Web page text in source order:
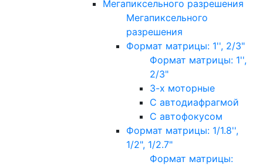
Мегапиксельного разрешения
Мегапиксельного
разрешения
Формат матрицы: 1'', 2/3"
Формат матрицы: 1'',
2/3"
3-х моторные
С автодиафрагмой
С автофокусом
Формат матрицы: 1/1.8'',
1/2", 1/2.7"
Формат матрицы: